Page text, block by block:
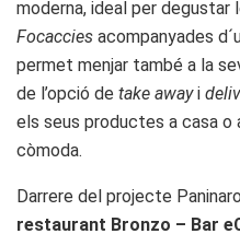
moderna, ideal per degustar
Focaccies acompanyades
permet menjar també a la
de l’opció de take awayi
els seus productes a casa o
còmoda.
Darrere del projecte
restaurant Bronzo – Bar